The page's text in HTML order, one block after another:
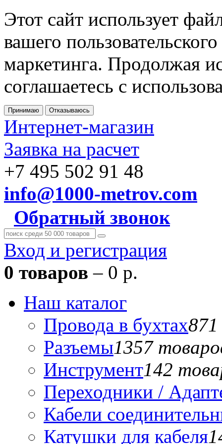
Этот сайт использует
вашего
маркетинга. Продолжая
соглашаетесь с
Принимаю Отказываюсь
Интернет-магазин
Заявка на расчет
+7 495 502 91 48
info@1000-metrov.com
Обратный звонок
Вход и регистрация
0 товаров – 0 р.
Наш каталог
Провода в бухтах
Разъемы1357
Инструмент142
Переходники /
Кабели
Катушки для кабеля